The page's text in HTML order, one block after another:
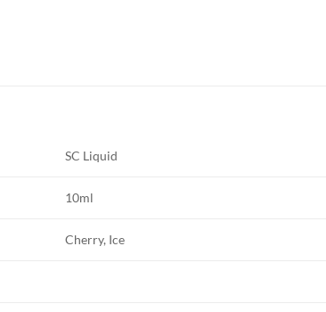
SC Liquid
10ml
Cherry, Ice